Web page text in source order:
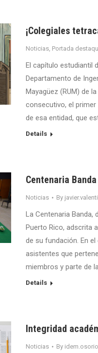
¡Colegiales
Noticias, Portada
El capítulo estudiantil
Departamento de
Mayagüez (RUM) de
consecutivo, el primer
de esa entidad, que
Details
Centenaria
Noticias By
La Centenaria Banda,
Puerto Rico, adscrita
de su fundación. En
asistentes que
miembros y parte de
Details
Integridad
Noticias By idem.osorio